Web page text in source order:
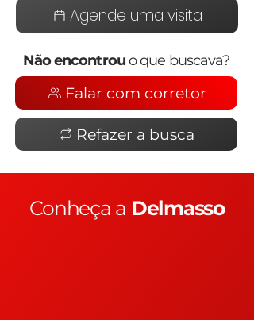
Agende uma visita
Não encontrouo que buscava?
Falar com corretor
Refazer a busca
Conheça a Delmasso